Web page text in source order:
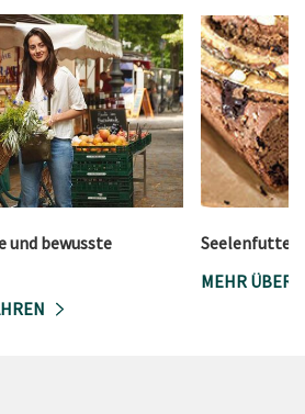
und bewusste
Seelenfutter:
MEHR ÜBER